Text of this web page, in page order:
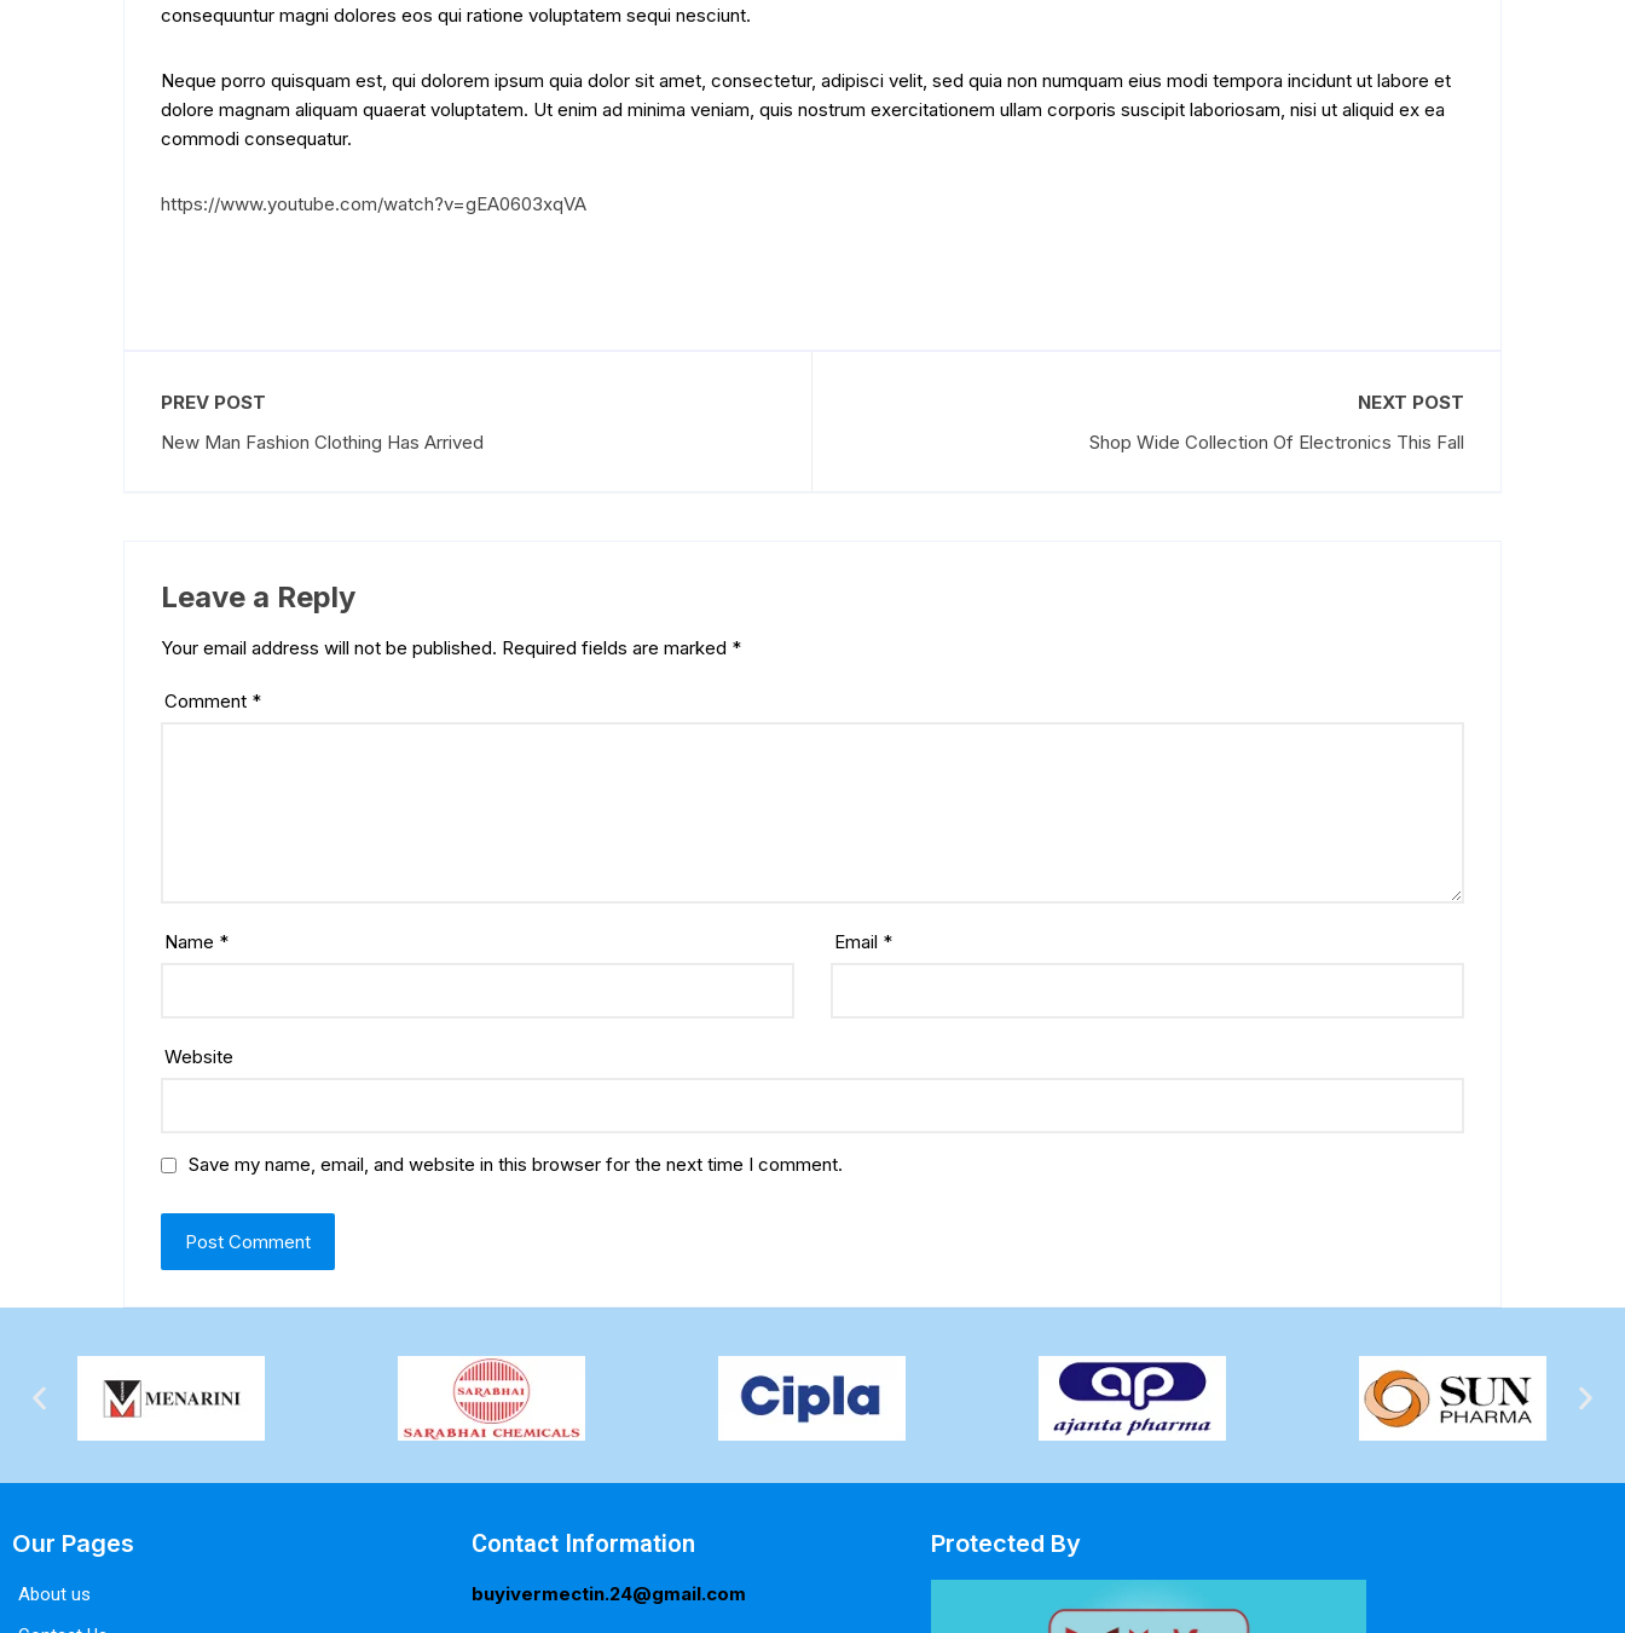
consequuntur magni dolores eos qui ratione voluptatem sequi nesciunt.
Neque porro quisquam est, qui dolorem ipsum quia dolor sit amet, consectetur, adipisci velit, sed quia non numquam eius modi tempora incidunt ut labore et
dolore magnam aliquam quaerat voluptatem. Ut enim ad minima veniam, quis nostrum exercitationem ullam corporis suscipit laboriosam, nisi ut aliquid ex ea
commodi consequatur.
https://www.youtube.com/watch?v=gEA0603xqVA
PREV POST
New Man Fashion Clothing Has Arrived
NEXT POST
Shop Wide Collection Of Electronics This Fall
Leave a Reply
Your email address will not be published. Required fields are marked *
Comment *
Name * Email *
Website
Save my name, email, and website in this browser for the next time I comment.
Our Pages
About us
Contact Information
buyivermectin.24@gmail.com
Protected By